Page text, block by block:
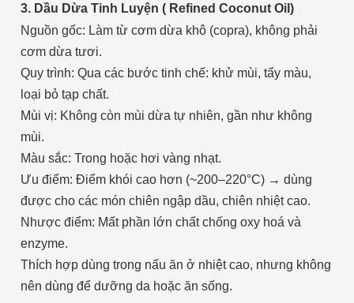
3. Dầu Dừa Tinh Luyện ( Refined Coconut Oil)
Nguồn gốc: Làm từ cơm dừa khô (copra), không phải
cơm dừa tươi.
Quy trình: Qua các bước tinh chế: khử mùi, tẩy màu,
loại bỏ tạp chất.
Mùi vị: Không còn mùi dừa tự nhiên, gần như không
mùi.
Màu sắc: Trong hoặc hơi vàng nhạt.
Ưu điểm: Điểm khói cao hơn (~200–220°C) → dùng
được cho các món chiên ngập dầu, chiên nhiệt cao.
Nhược điểm: Mất phần lớn chất chống oxy hoá và
enzyme.
Thích hợp dùng trong nấu ăn ở nhiệt cao, nhưng không
nên dùng để dưỡng da hoặc ăn sống.